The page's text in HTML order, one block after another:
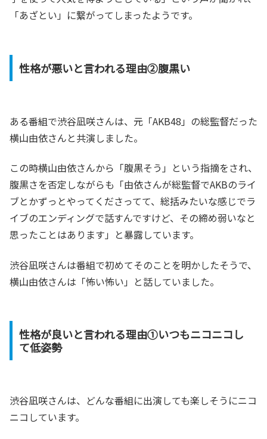
「あざとい」に繋がってしまったようです。
性格が悪いと言われる理由②腹黒い
ある番組で渋谷凪咲さんは、元「AKB48」の総監督だった
横山由依さんと共演しました。
この時横山由依さんから「腹黒そう」という指摘をされ、
腹黒さを否定しながらも「由依さんが総監督でAKBのライ
ブとかずっとやってくださってて、総括みたいな感じでラ
イブのエンディングで話すんですけど、その締め弱いなと
思ったことはあります」と暴露しています。
渋谷凪咲さんは番組で初めてそのことを明かしたそうで、
横山由依さんは「怖い怖い」と話していました。
性格が良いと言われる理由①いつもニコニコし
て低姿勢
渋谷凪咲さんは、どんな番組に出演しても楽しそうにニコ
ニコしています。